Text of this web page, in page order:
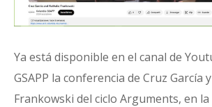
Ya está disponible en el canal de
GSAPP la conferencia de Cruz García
Frankowski del ciclo Arguments, en la